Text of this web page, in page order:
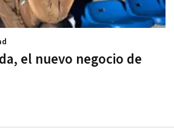
el nuevo negocio de